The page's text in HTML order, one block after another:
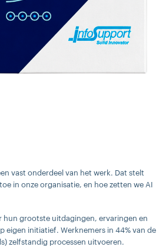
vast onderdeel van het werk. Dat stelt
in onze organisatie, en hoe zetten we AI
hun grootste uitdagingen, ervaringen en
eigen initiatief. Werknemers in 44% van de
zelfstandig processen uitvoeren.